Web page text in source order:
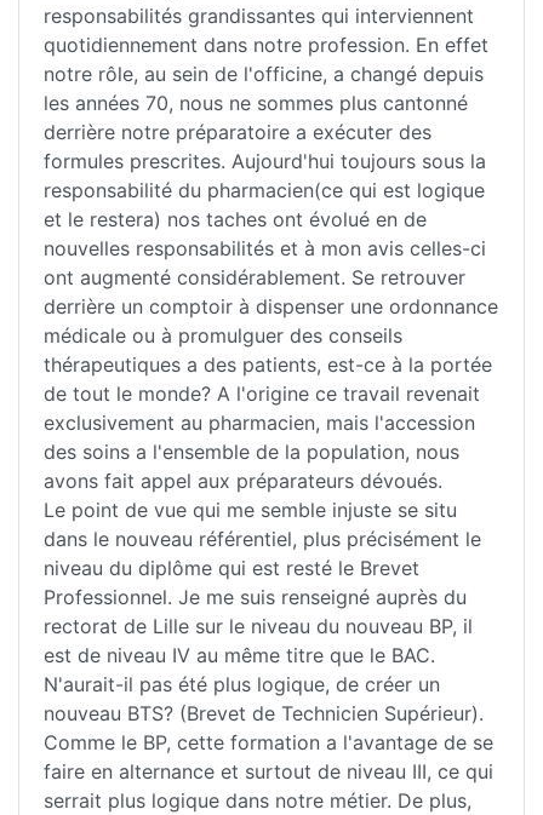
responsabilités grandissantes qui interviennent
quotidiennement dans notre profession. En effet
notre rôle, au sein de l'officine, a changé depuis
les années 70, nous ne sommes plus cantonné
derrière notre préparatoire a exécuter des
formules prescrites. Aujourd'hui toujours sous la
responsabilité du pharmacien(ce qui est logique
et le restera) nos taches ont évolué en de
nouvelles responsabilités et à mon avis celles-ci
ont augmenté considérablement. Se retrouver
derrière un comptoir à dispenser une ordonnance
médicale ou à promulguer des conseils
thérapeutiques a des patients, est-ce à la portée
de tout le monde? A l'origine ce travail revenait
exclusivement au pharmacien, mais l'accession
des soins a l'ensemble de la population, nous
avons fait appel aux préparateurs dévoués.
Le point de vue qui me semble injuste se situ
dans le nouveau référentiel, plus précisément le
niveau du diplôme qui est resté le Brevet
Professionnel. Je me suis renseigné auprès du
rectorat de Lille sur le niveau du nouveau BP, il
est de niveau IV au même titre que le BAC.
N'aurait-il pas été plus logique, de créer un
nouveau BTS? (Brevet de Technicien Supérieur).
Comme le BP, cette formation a l'avantage de se
faire en alternance et surtout de niveau III, ce qui
serrait plus logique dans notre métier. De plus,